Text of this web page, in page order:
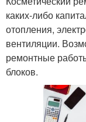
каких-либо
отопления,
вентиляции.
ремонтные
блоков.